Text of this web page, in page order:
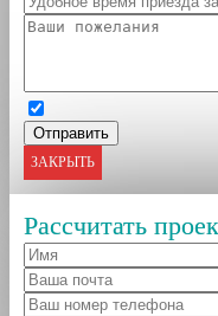
ЗАКРЫТЬ
Рассчитать